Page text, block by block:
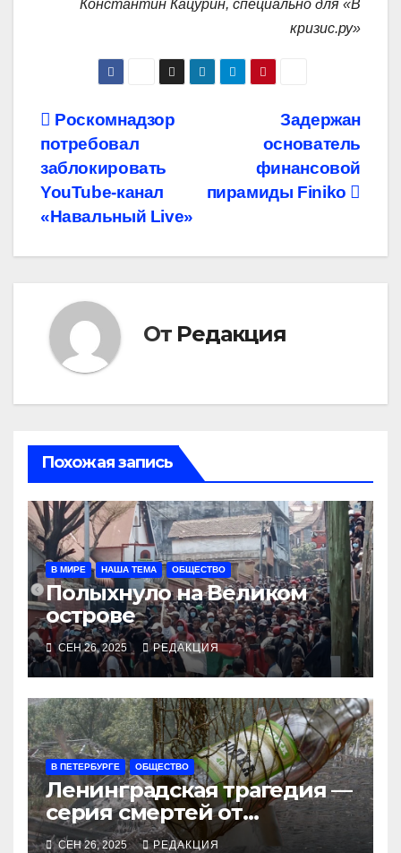
Константин Кацурин, специально для «В
кризис.ру»
Навигация
по
записям
Задержан
основатель
финансовой
пирамиды Finiko
Роскомнадзор
потребовал
заблокировать
YouTube-канал
«Навальный Live»
От Редакция
Похожая запись
В МИРЕ НАША ТЕМА ОБЩЕСТВО
Полыхнуло на Великом
острове
СЕН 26, 2025 РЕДАКЦИЯ
В ПЕТЕРБУРГЕ ОБЩЕСТВО
Ленинградская трагедия —
серия смертей от
алкосуррогата
СЕН 26, 2025 РЕДАКЦИЯ